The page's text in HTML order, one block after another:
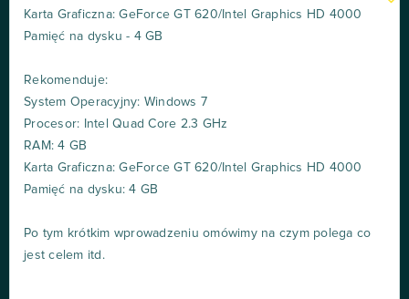
Karta Graficzna: GeForce GT 620/Intel Graphics HD 4000
Pamięć na dysku - 4 GB
Rekomenduje:
System Operacyjny: Windows 7
Procesor: Intel Quad Core 2.3 GHz
RAM: 4 GB
Karta Graficzna: GeForce GT 620/Intel Graphics HD 4000
Pamięć na dysku: 4 GB
Po tym krótkim wprowadzeniu omówimy na czym polega co
jest celem itd.